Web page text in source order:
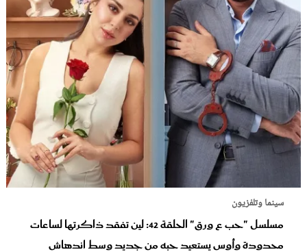
سينما وتلفزيون
مسلسل "حب ع ورق" الحلقة 42: لين تفقد ذاكرتها لساعات
محدودة وأوس يستعيد حبه من جديد وسط اندهاش